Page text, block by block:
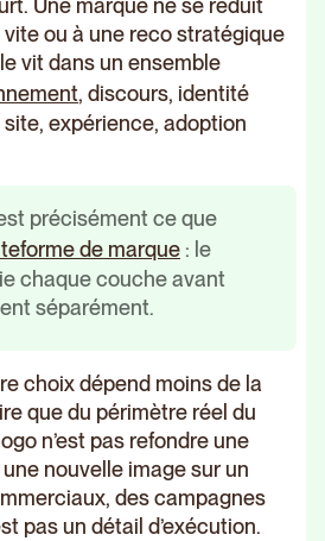
Une marque ne se réduit
vite ou à une reco stratégique
vit dans un ensemble
, discours, identité
expérience, adoption
précisément ce que
de marque : le
chaque couche avant
séparément.
choix dépend moins de la
que du périmètre réel du
n’est pas refondre une
nouvelle image sur un
des campagnes
pas un détail d’exécution.